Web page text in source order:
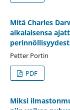
Mitä Charles
aikalaisensa
Petter Portin
PDF
Miksi